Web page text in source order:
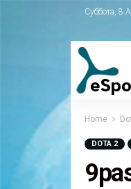
Суббота, 8
Home
DOTA 2